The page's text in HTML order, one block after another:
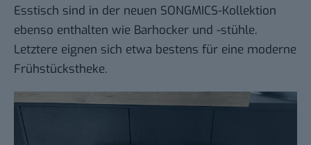
Esstisch sind in der neuen SONGMICS-Kollektion
ebenso enthalten wie Barhocker und -stühle.
Letztere eignen sich etwa bestens für eine moderne
Frühstückstheke.